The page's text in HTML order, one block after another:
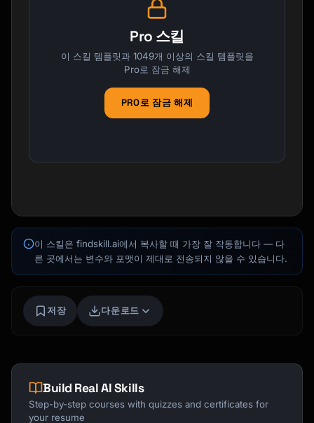
Pro 스킬
이 스킬 템플릿과 1049개 이상의 스킬 템플릿을
Pro로 잠금 해제
PRO로 잠금 해제
이 스킬은 findskill.ai에서 복사할 때 가장 잘 작동합니다 — 다
른 곳에서는 변수와 포맷이 제대로 전송되지 않을 수 있습니다.
저장 다운로드
Build Real AI Skills
Step-by-step courses with quizzes and certificates for
your resume
Kai
코스 찾기 · 도와드릴게요